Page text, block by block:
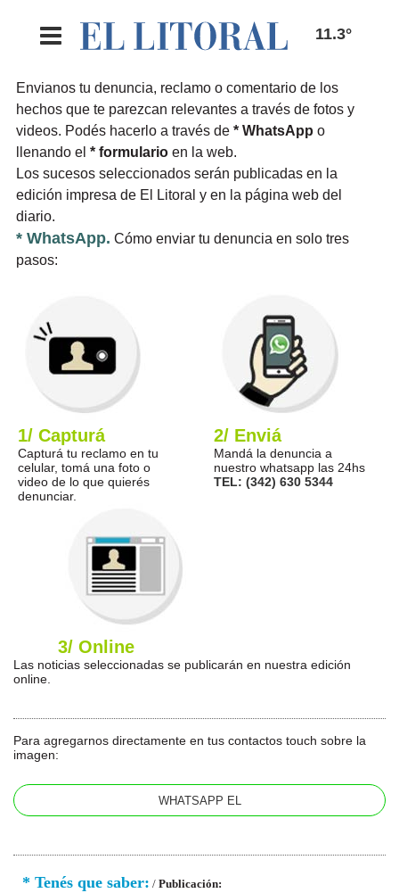
11.3°
Envianos tu denuncia, reclamo o comentario de los
hechos que te parezcan relevantes a través de fotos y
videos. Podés hacerlo a través de * WhatsApp o
llenando el * formulario en la web.
Los sucesos seleccionados serán publicadas en la
edición impresa de El Litoral y en la página web del
diario.
* WhatsApp. Cómo enviar tu denuncia en solo tres
pasos:
1/ Capturá
Capturá tu reclamo en tu
celular, tomá una foto o
video de lo que quierés
denunciar.
2/ Enviá
Mandá la denuncia a
nuestro whatsapp las 24hs
TEL: (342) 630 5344
3/ Online
Las noticias seleccionadas se publicarán en nuestra edición
online.
Para agregarnos directamente en tus contactos touch sobre la
imagen:
WHATSAPP EL
* Tenés que saber: / Publicación: